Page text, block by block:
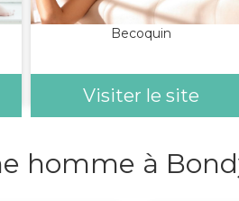
Becoquin
Visiter le site
homme à